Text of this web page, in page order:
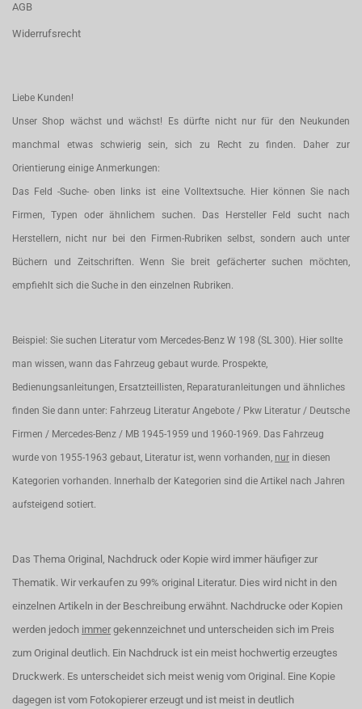
AGB
Widerrufsrecht
Liebe Kunden!
Unser Shop wächst und wächst! Es dürfte nicht nur für den Neukunden
manchmal etwas schwierig sein, sich zu Recht zu finden. Daher zur
Orientierung einige Anmerkungen:
Das Feld -Suche- oben links ist eine Volltextsuche. Hier können Sie nach
Firmen, Typen oder ähnlichem suchen. Das Hersteller Feld sucht nach
Herstellern, nicht nur bei den Firmen-Rubriken selbst, sondern auch unter
Büchern und Zeitschriften. Wenn Sie breit gefächerter suchen möchten,
empfiehlt sich die Suche in den einzelnen Rubriken.
Beispiel: Sie suchen Literatur vom Mercedes-Benz W 198 (SL 300). Hier sollte
man wissen, wann das Fahrzeug gebaut wurde. Prospekte,
Bedienungsanleitungen, Ersatzteillisten, Reparaturanleitungen und ähnliches
finden Sie dann unter: Fahrzeug Literatur Angebote / Pkw Literatur / Deutsche
Firmen / Mercedes-Benz / MB 1945-1959 und 1960-1969. Das Fahrzeug
wurde von 1955-1963 gebaut, Literatur ist, wenn vorhanden, nur in diesen
Kategorien vorhanden. Innerhalb der Kategorien sind die Artikel nach Jahren
aufsteigend sotiert.
Das Thema Original, Nachdruck oder Kopie wird immer häufiger zur
Thematik. Wir verkaufen zu 99% original Literatur. Dies wird nicht in den
einzelnen Artikeln in der Beschreibung erwähnt. Nachdrucke oder Kopien
werden jedoch immer gekennzeichnet und unterscheiden sich im Preis
zum Original deutlich. Ein Nachdruck ist ein meist hochwertig erzeugtes
Druckwerk. Es unterscheidet sich meist wenig vom Original. Eine Kopie
dagegen ist vom Fotokopierer erzeugt und ist meist in deutlich